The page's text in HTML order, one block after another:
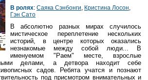
В ролях: Саяка Сэнбонги Кристина Лосон
Гэн Сато
В абсолютно разных мирах случилось
мистическое переплетение нескольких
историй, в центре которых оказались
незнакомые между собой люди... В
именуемом "Раем" месте, взрослые
делами, а детвора находит себе
садов. Ребята учатся и познают
под присмотром внимательных и